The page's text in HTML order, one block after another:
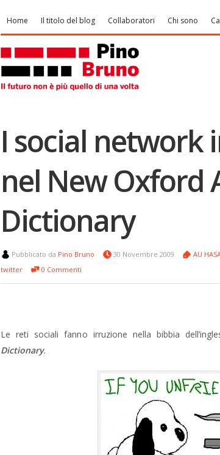
Home Il titolo del blog Collaboratori Chi sono
I social network
nel New Oxford
Dictionary
Pubblicato da Pino Bruno 30 Novembre 2009 AU
twitter
0 Commenti
Le reti sociali fanno irruzione nella bibbia
Dictionary.